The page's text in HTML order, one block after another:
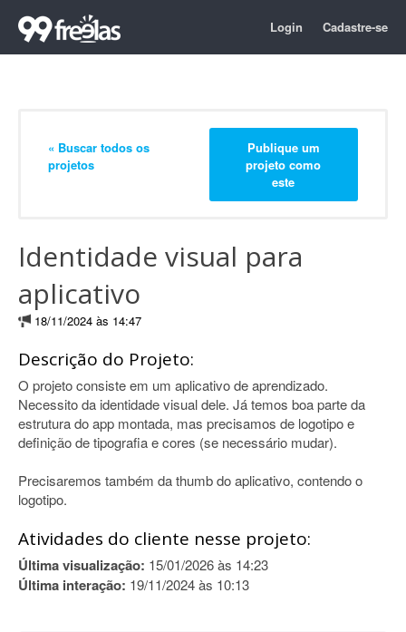
Login Cadastre-se
« Buscar todos os
projetos
Publique um
projeto como
este
Identidade visual para
aplicativo
18/11/2024 às 14:47
Descrição do Projeto:
O projeto consiste em um aplicativo de aprendizado.
Necessito da identidade visual dele. Já temos boa parte da
estrutura do app montada, mas precisamos de logotipo e
definição de tipografia e cores (se necessário mudar).
Precisaremos também da thumb do aplicativo, contendo o
logotipo.
Atividades do cliente nesse projeto:
Última visualização: 15/01/2026 às 14:23
Última interação: 19/11/2024 às 10:13